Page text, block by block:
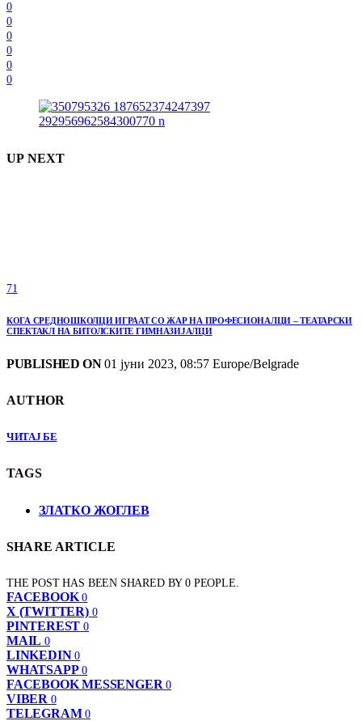
0
0
0
0
0
0
UP NEXT
71
КОГА СРЕДНОШКОЛЦИ ИГРААТ СО ЖАР НА ПРОФЕСИОНАЛЦИ – ТЕАТАРСКИ
СПЕКТАКЛ НА БИТОЛСКИТЕ ГИМНАЗИЈАЛЦИ
PUBLISHED ON01 јуни 2023, 08:57 Europe/Belgrade
AUTHOR
ЧИТАЈ БЕ
TAGS
ЗЛАТКО ЖОГЛЕВ
SHARE ARTICLE
THE POST HAS BEEN SHARED BY0 PEOPLE.
FACEBOOK 0
X (TWITTER) 0
PINTEREST 0
MAIL 0
LINKEDIN 0
WHATSAPP 0
FACEBOOK MESSENGER 0
VIBER 0
TELEGRAM 0